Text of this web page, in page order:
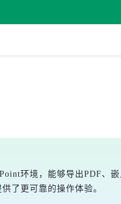
环境，能够导出PDF、
了更可靠的操作体验。